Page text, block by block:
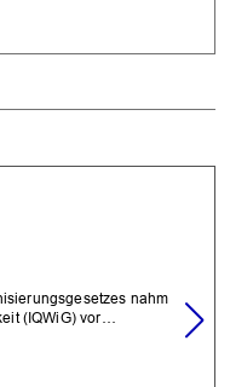
nahm
(IQWiG) vor…